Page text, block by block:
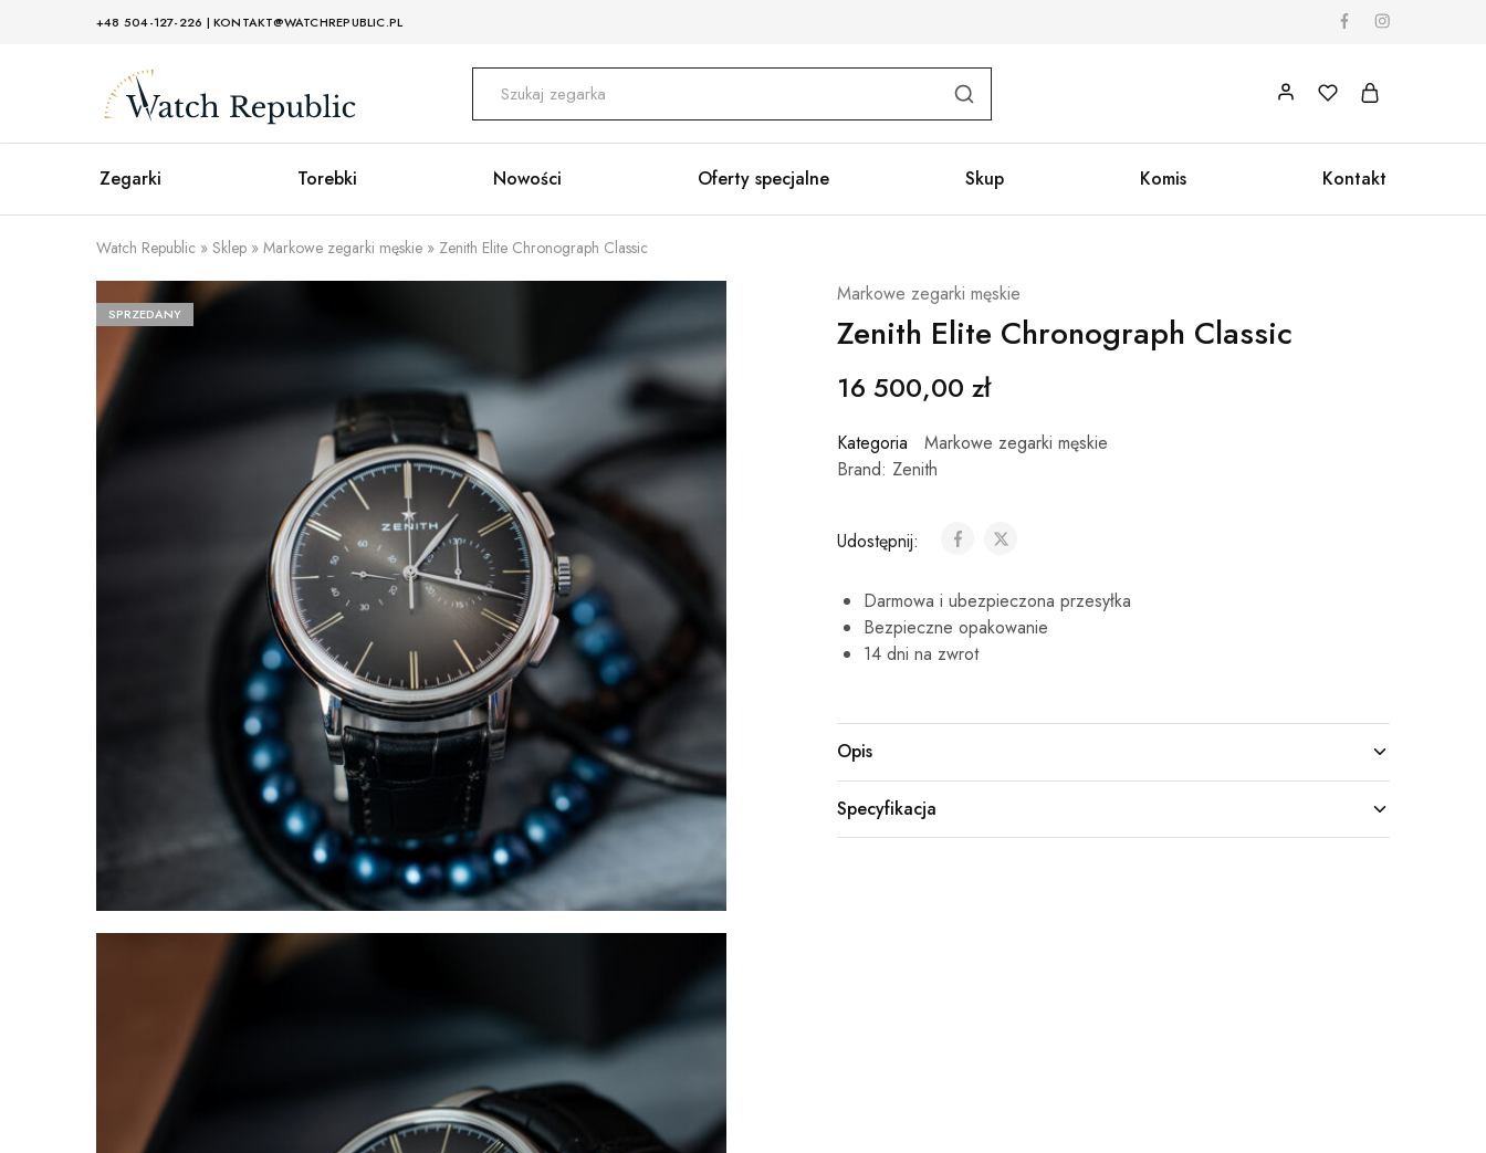
+48 504-127-226 | KONTAKT@WATCHREPUBLIC.PL
Watch
Republic
Zegarki Torebki Nowości Oferty specjalne Skup Komis Kontakt
Watch Republic » Sklep » Markowe zegarki męskie » Zenith Elite Chronograph Classic
SPRZEDANY
Markowe zegarki męskie
Zenith Elite Chronograph Classic
16 500,00 zł
Kategoria
Markowe zegarki męskie
Brand: Zenith
Udostępnij:
Darmowa i ubezpieczona przesyłka
Bezpieczne opakowanie
14 dni na zwrot
Opis
Specyfikacja